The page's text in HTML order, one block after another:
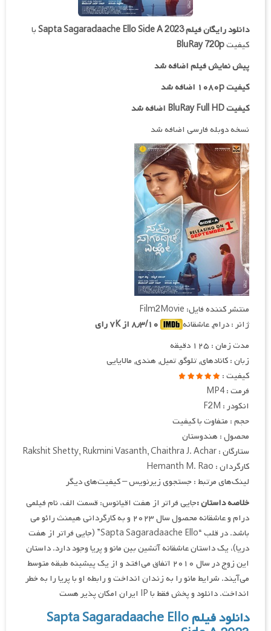
دانلود رایگان فیلمSapta Sagaradaache Ello Side A 2023با
کیفیتBluRay 720p
پیش نمایش فیلم اضافه شد
کیفیت ۱۰۸۰p اضافه شد
کیفیت BluRay Full HD اضافه شد
نسخه دوبله فارسی اضافه شد
منتشر کننده فایل: Film2Movie
ژانر : درام, عاشقانه
مدت زمان : ۱۲۵ دقیقه
زبان : کانادهای, تلوگو, تمیل, هندی, مالایایی
کیفیت :
فرمت : MP4
انکودر : F2M
حجم : متفاوت با کیفیت
محصول : هندوستان
ستارگان : Rakshit Shetty, Rukmini Vasanth, Chaithra J. Achar
کارگردان : Hemanth M. Rao
لینک‌های مرتبط : جستجوی زیرنویس – کیفیت‌های دیگر
خلاصه داستان :جایی فراتر از هفت اقیانوس: قسمت الف، نام فیلمی
درام و عاشقانه محصول سال ۲۰۲۳ و به کارگردانی هیمنث رائو می
باشد. در قلب “Sapta Sagaradaache Ello” (جایی فراتر از هفت
دریا)، یک داستان عاشقانه آتشین بین مانو و پریا وجود دارد. داستان
این زوج در سال ۲۰۱۰ اتفاق می‌افتد و از یک پیشینه طبقه متوسط
می‌آیند. شرایط مانو را به زندان انداخت و رابطه او با پریا را به خطر
انداخت. دانلود و پخش فقط با IP ایران امکان پذیر هست
دانلود فیلم Sapta Sagaradaache Ello